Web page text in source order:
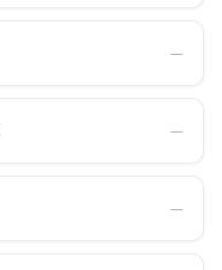
―
―
―